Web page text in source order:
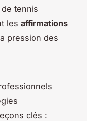
tennis
les affirmations
pression des
clés :